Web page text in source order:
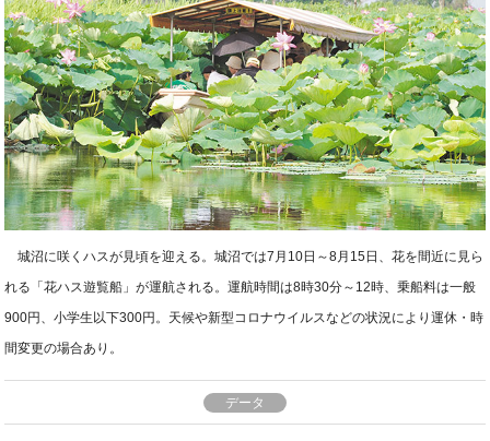
城沼に咲くハスが見頃を迎える。城沼では7月10日～8月15日、花を間近に見ら
れる「花ハス遊覧船」が運航される。運航時間は8時30分～12時、乗船料は一般
900円、小学生以下300円。天候や新型コロナウイルスなどの状況により運休・時
間変更の場合あり。
データ